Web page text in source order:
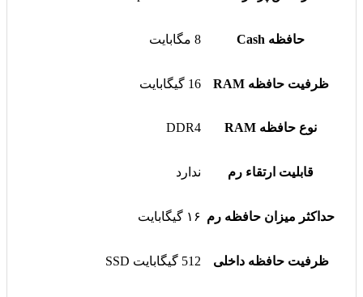
حافظه Cash 8 مگابایت
ظرفیت حافظه RAM 16 گیگابایت
نوع حافظه RAM DDR4
قابلیت ارتقاء رم ندارد
حداکثر میزان حافظه رم ۱۶ گیگابایت
ظرفیت حافظه داخلی 512 گیگابایت SSD